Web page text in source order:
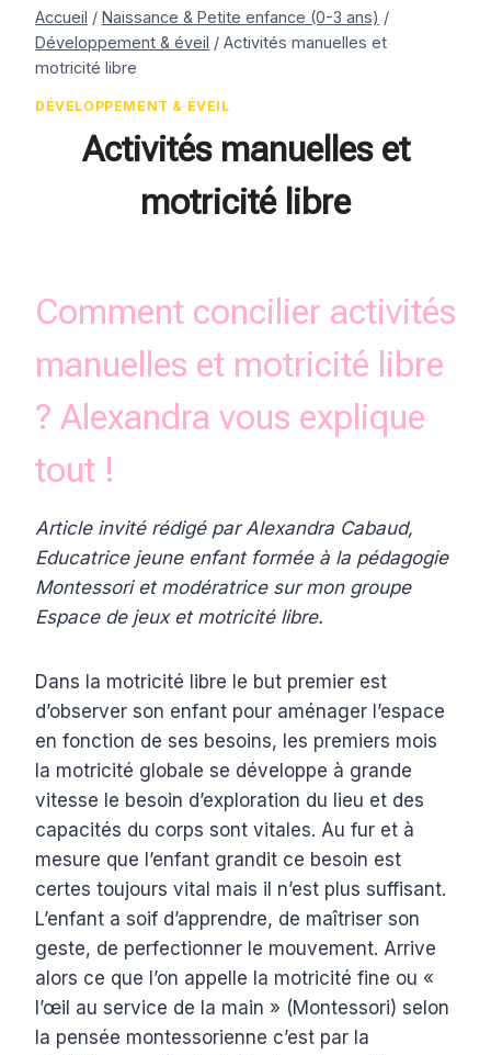
Accueil / Naissance & Petite enfance (0-3 ans) /
Développement & éveil / Activités manuelles et
motricité libre
DÉVELOPPEMENT & ÉVEIL
Activités manuelles et
motricité libre
Comment concilier activités
manuelles et motricité libre
? Alexandra vous explique
tout !
Article invité rédigé par Alexandra Cabaud,
Educatrice jeune enfant formée à la pédagogie
Montessori et modératrice sur mon groupe
Espace de jeux et motricité libre.
Dans la motricité libre le but premier est
d’observer son enfant pour aménager l’espace
en fonction de ses besoins, les premiers mois
la motricité globale se développe à grande
vitesse le besoin d’exploration du lieu et des
capacités du corps sont vitales. Au fur et à
mesure que l’enfant grandit ce besoin est
certes toujours vital mais il n’est plus suffisant.
L’enfant a soif d’apprendre, de maîtriser son
geste, de perfectionner le mouvement. Arrive
alors ce que l’on appelle la motricité fine ou «
l’œil au service de la main » (Montessori) selon
la pensée montessorienne c’est par la